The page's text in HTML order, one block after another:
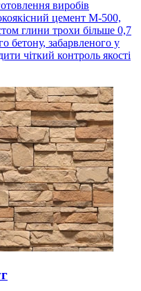
виробів
цемент М-500,
глини трохи більше 0,7
бетону, забарвленого у
чіткий контроль якості